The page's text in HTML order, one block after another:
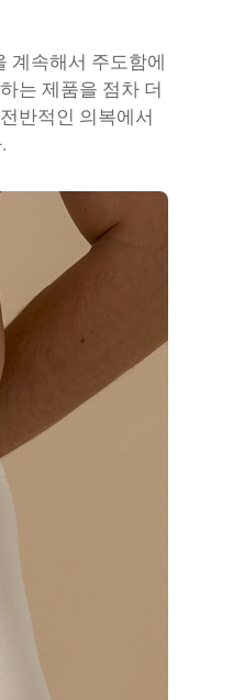
계속해서 주도함에
는 제품을 점차 더
반적인 의복에서